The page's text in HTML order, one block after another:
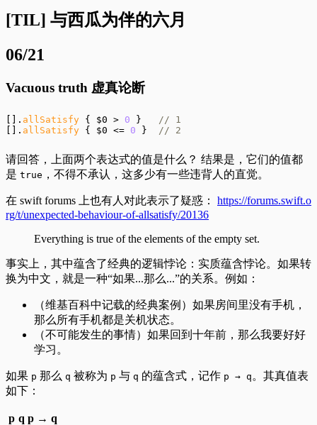
[TIL] 与西瓜为伴的六月
06/21
Vacuous truth 虚真论断
[]. allSatisfy { $0 > 0 }
// 1
[]. allSatisfy { $0 <= 0 } // 2
请回答，上面两个表达式的值是什么？ 结果是，它们的值都
是 true ，不得不承认，这多少有一些违背人的直觉。
在 swift forums 上也有人对此表示了疑惑： https://forums.swift.o
rg/t/unexpected-behaviour-of-allsatisfy/20136
Everything is true of the elements of the empty set.
事实上，其中蕴含了经典的逻辑悖论：实质蕴含悖论。如果转
换为中文，就是一种“如果...那么...”的关系。例如：
（维基百科中记载的经典案例）如果房间里没有手机，
那么所有手机都是关机状态。
（不可能发生的事情）如果回到十年前，那么我要好好
学习。
如果 p 那么 q 被称为 p 与 q 的蕴含式，记作 p → q 。其真值表
如下：
p q p → q